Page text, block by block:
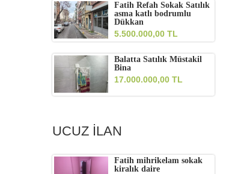
Fatih Refah Sokak Satılık
asma katlı bodrumlu
Dükkan
5.500.000,00 TL
Balatta Satılık Müstakil
Bina
17.000.000,00 TL
UCUZ İLAN
Fatih mihrikelam sokak
kiralık daire